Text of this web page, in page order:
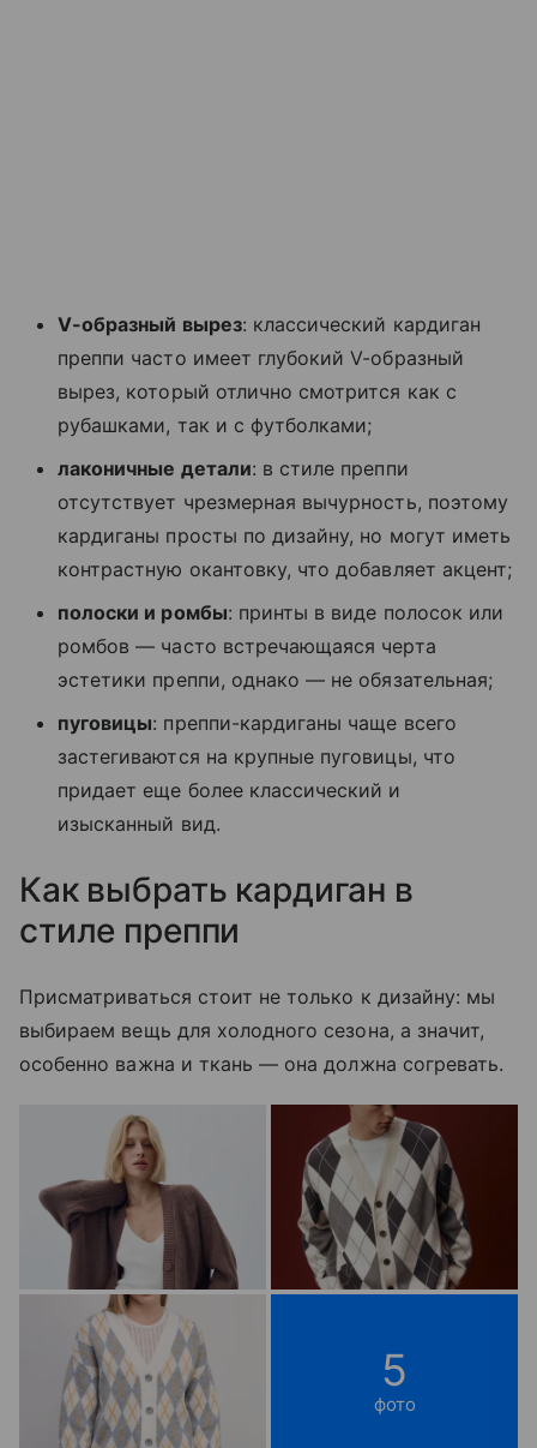
V-образный вырез: классический кардиган
преппи часто имеет глубокий V-образный
вырез, который отлично смотрится как с
рубашками, так и с футболками;
лаконичные детали: в стиле преппи
отсутствует чрезмерная вычурность, поэтому
кардиганы просты по дизайну, но могут иметь
контрастную окантовку, что добавляет акцент;
полоски и ромбы: принты в виде полосок или
ромбов — часто встречающаяся черта
эстетики преппи, однако — не обязательная;
пуговицы: преппи-кардиганы чаще всего
застегиваются на крупные пуговицы, что
придает еще более классический и
изысканный вид.
Как выбрать кардиган в
стиле преппи
Присматриваться стоит не только к дизайну: мы
выбираем вещь для холодного сезона, а значит,
особенно важна и ткань — она должна согревать.
5
фото